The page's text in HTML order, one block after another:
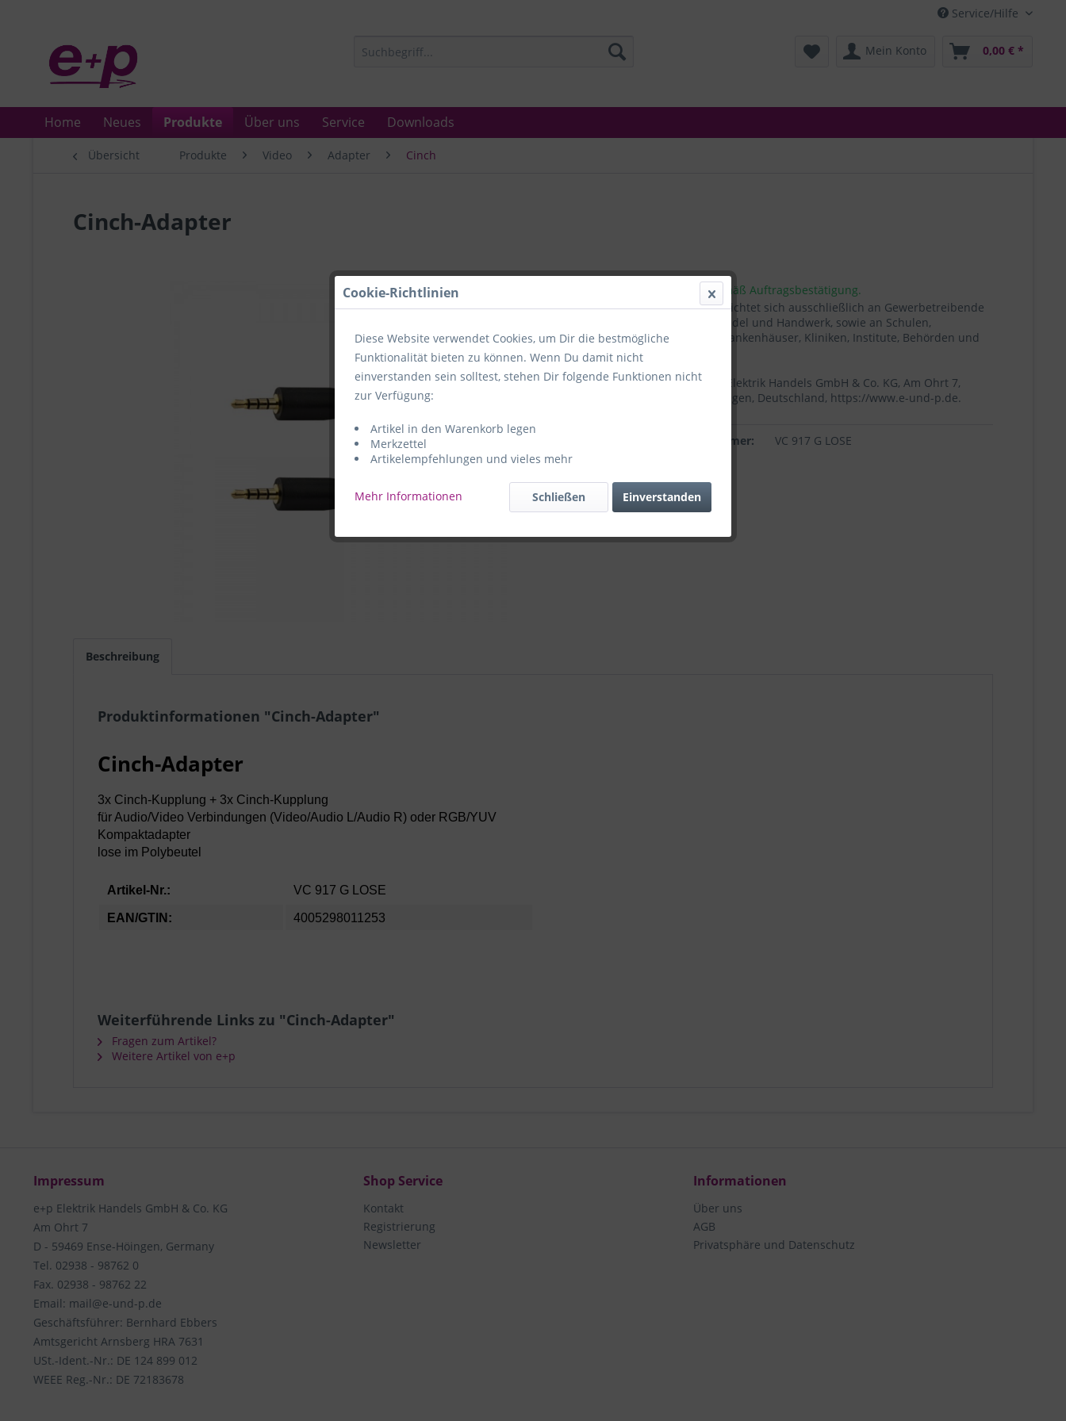
Service/Hilfe
Mein Konto 0,00 € *
Home Neues Produkte Über uns Service Downloads
Übersicht Produkte Video Adapter Cinch
Cinch-Adapter
Lieferzeit gemäß Auftragsbestätigung.
Unser Angebot richtet sich ausschließlich an Gewerbetreibende
in Industrie, Handel und Handwerk, sowie an Schulen,
Laboratorien, Krankenhäuser, Kliniken, Institute, Behörden und
Hersteller:e+p Elektrik Handels GmbH & Co. KG, Am Ohrt 7,
59469 Ense-Höingen, Deutschland, https://www.e-und-p.de.
e+p Artikelnummer: VC 917 G LOSE
Beschreibung
Produktinformationen "Cinch-Adapter"
Cinch-Adapter
3x Cinch-Kupplung + 3x Cinch-Kupplung
für Audio/Video Verbindungen (Video/Audio L/Audio R) oder RGB/YUV
Kompaktadapter
lose im Polybeutel
Artikel-Nr.: VC 917 G LOSE
EAN/GTIN: 4005298011253
Weiterführende Links zu "Cinch-Adapter"
Fragen zum Artikel?
Weitere Artikel von e+p
Impressum
e+p Elektrik Handels GmbH & Co. KG
Am Ohrt 7
D - 59469 Ense-Höingen, Germany
Tel. 02938 - 98762 0
Fax. 02938 - 98762 22
Email: mail@e-und-p.de
Geschäftsführer: Bernhard Ebbers
Amtsgericht Arnsberg HRA 7631
USt.-Ident.-Nr.: DE 124 899 012
WEEE Reg.-Nr.: DE 72183678
Shop Service
Kontakt
Registrierung
Newsletter
Informationen
Über uns
AGB
Privatsphäre und Datenschutz
Cookie-Richtlinien
Diese Website verwendet Cookies, um Dir die bestmögliche
Funktionalität bieten zu können. Wenn Du damit nicht
einverstanden sein solltest, stehen Dir folgende Funktionen nicht
zur Verfügung:
Artikel in den Warenkorb legen
Merkzettel
Artikelempfehlungen und vieles mehr
Mehr Informationen Einverstanden
Schließen